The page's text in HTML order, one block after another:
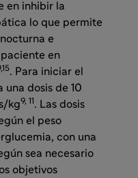
en inhibir la
lo que permite
e
en
. Para iniciar el
dosis de 10
kg9, 11. Las dosis
el peso
con una
sea necesario
objetivos